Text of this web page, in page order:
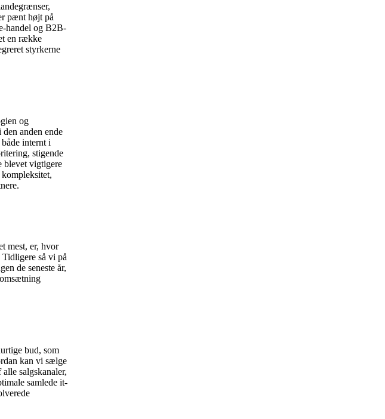
pænt højt på
handel og B2B-
en række
styrkerne
og
anden ende
internt i
stigende
blevet vigtigere
mest, er, hvor
så vi på
de seneste år,
bud, som
kan vi sælge
salgskanaler,
samlede it-